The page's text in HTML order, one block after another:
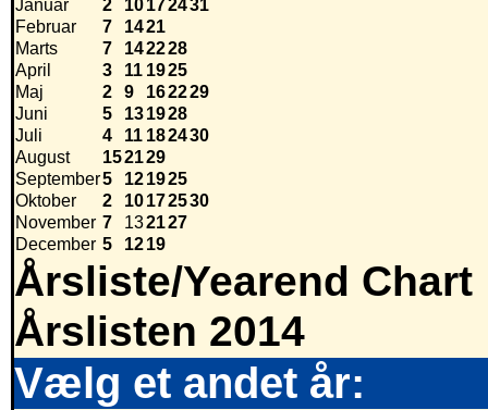
Januar 2 10172431
Februar
7 1421
Marts
7 142228
April
3 11 1925
Maj
2 9 162229
Juni
5 131928
Juli
4 11 182430
August
152129
September5 121925
Oktober
2 10172530
November 7 132127
December 5 1219
Årsliste/Yearend Chart
Årslisten 2014
Vælg et andet år: